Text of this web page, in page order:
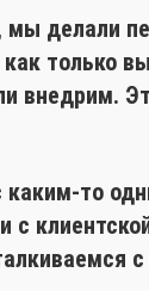
мы делали
только
внедрим.
то
с